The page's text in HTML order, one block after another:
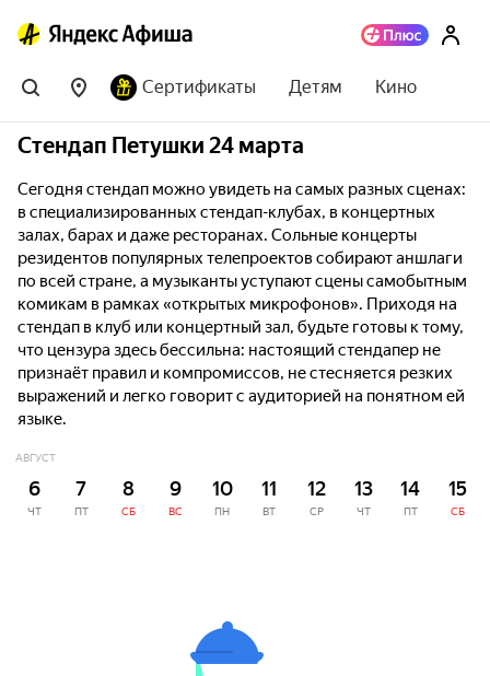
Сертификаты Детям Кино
Стендап Петушки 24 марта
Сегодня стендап можно увидеть на самых разных сценах:
в специализированных стендап-клубах, в концертных
залах, барах и даже ресторанах. Сольные концерты
резидентов популярных телепроектов собирают аншлаги
по всей стране, а музыканты уступают сцены самобытным
комикам в рамках «открытых микрофонов». Приходя на
стендап в клуб или концертный зал, будьте готовы к тому,
что цензура здесь бессильна: настоящий стендапер не
признаёт правил и компромиссов, не стесняется резких
выражений и легко говорит с аудиторией на понятном ей
языке.
АВГУСТ
6
ЧТ
7
ПТ
8
СБ
9
ВС
10
ПН
11
ВТ
12
СР
13
ЧТ
14
ПТ
15
СБ